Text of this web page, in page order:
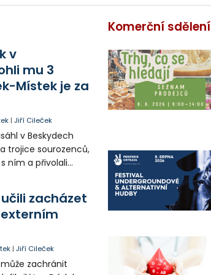
v
mu 3
Místek je za
|Jiří Cileček
v Beskydech
trojice sourozenců,
ním a přivolali
zacházet
|Jiří Cileček
zachránit
Komerční sdělení